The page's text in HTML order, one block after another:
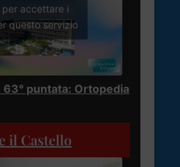
per accettare i
questo servizio
63° puntata: Ortopedia
il Castello